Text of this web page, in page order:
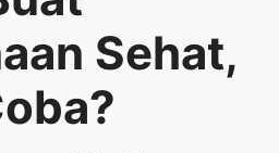
Sehat,